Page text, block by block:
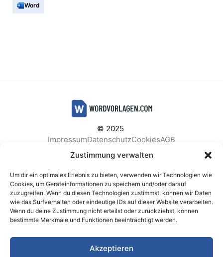
Zustimmung verwalten
Um dir ein optimales Erlebnis zu bieten, verwenden wir Technologien wie
Cookies, um Geräteinformationen zu speichern und/oder darauf
zuzugreifen. Wenn du diesen Technologien zustimmst, können wir Daten
wie das Surfverhalten oder eindeutige IDs auf dieser Website verarbeiten.
Wenn du deine Zustimmung nicht erteilst oder zurückziehst, können
bestimmte Merkmale und Funktionen beeinträchtigt werden.
Akzeptieren
Word
© 2025
ImpressumDatenschutzCookiesAGB
Facebook
Instagram
BELIEBTE KATEGORIEN
Berichte & Analysen Business
Einkauf & Beschaffung
Gesundheit & Vorsorge